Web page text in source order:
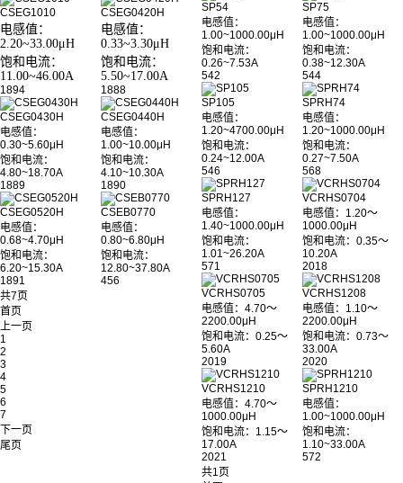
CSEG1010
电感值：
2.20~33.00μH
饱和电流：
11.00~46.00A
1894
CSEG0420H
电感值：
0.33~3.30μH
饱和电流：
5.50~17.00A
1888
CSEG0430H
电感值：
0.30~5.60μH
饱和电流：
4.80~18.70A
1889
CSEG0440H
电感值：
1.00~10.00μH
饱和电流：
4.10~10.30A
1890
CSEG0520H
电感值：
0.68~4.70μH
饱和电流：
6.20~15.30A
1891
CSEB0770
电感值：
0.80~6.80μH
饱和电流：
12.80~37.80A
456
共7页
首页
上一页
1
2
3
4
5
6
7
下一页
尾页
SP54
电感值：
1.00~1000.00μH
饱和电流：
0.26~7.53A
542
SP75
电感值：
1.00~1000.00μH
饱和电流：
0.38~12.30A
544
SP105
电感值：
1.20~4700.00μH
饱和电流：
0.24~12.00A
546
SPRH74
电感值：
1.20~1000.00μH
饱和电流：
0.27~7.50A
568
SPRH127
电感值：
1.40~1000.00μH
饱和电流：
1.01~26.20A
571
VCRHS0704
电感值：1.20～
1000.00μH
饱和电流：0.35～
10.20A
2018
VCRHS0705
电感值：4.70～
2200.00μH
饱和电流：0.25～
5.60A
2019
VCRHS1208
电感值：1.10～
2200.00μH
饱和电流：0.73～
33.00A
2020
VCRHS1210
电感值：4.70～
1000.00μH
饱和电流：1.15～
17.00A
2021
SPRH1210
电感值：
1.00~1000.00μH
饱和电流：
1.10~33.00A
572
共1页